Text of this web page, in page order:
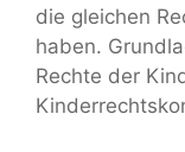
die gleichen
haben.
Rechte der